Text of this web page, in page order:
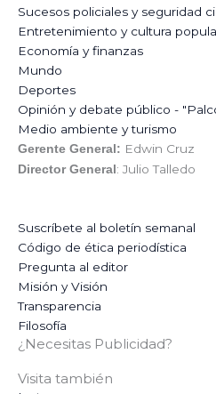
Sucesos policiales y seguridad
Entretenimiento y cultura
Economía y finanzas
Mundo
Deportes
Opinión y debate público -
Medio ambiente y turismo
Gerente General: Edwin Cruz
Director General: Julio Talledo
Suscríbete al boletín semanal
Código de ética periodística
Pregunta al editor
Misión y Visión
Transparencia
Filosofía
¿Necesitas Publicidad?
Visita también